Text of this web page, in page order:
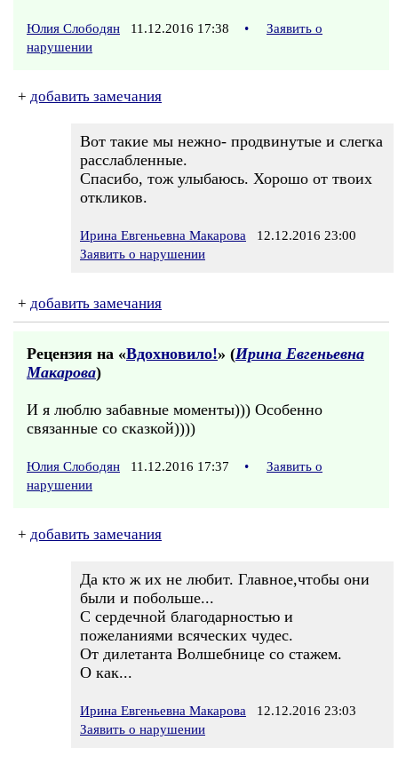
Юлия Слободян 11.12.2016 17:38 •
Заявить о
нарушении
+ добавить замечания
Вот такие мы нежно- продвинутые и слегка
расслабленные.
Спасибо, тож улыбаюсь. Хорошо от твоих
откликов.
Ирина Евгеньевна Макарова 12.12.2016 23:00
Заявить о нарушении
+ добавить замечания
Рецензия на «Вдохновило!» (Ирина Евгеньевна
Макарова)
И я люблю забавные моменты))) Особенно
связанные со сказкой))))
Юлия Слободян 11.12.2016 17:37 •
Заявить о
нарушении
+ добавить замечания
Да кто ж их не любит. Главное,чтобы они
были и побольше...
С сердечной благодарностью и
пожеланиями всяческих чудес.
От дилетанта Волшебнице со стажем.
О как...
Ирина Евгеньевна Макарова 12.12.2016 23:03
Заявить о нарушении